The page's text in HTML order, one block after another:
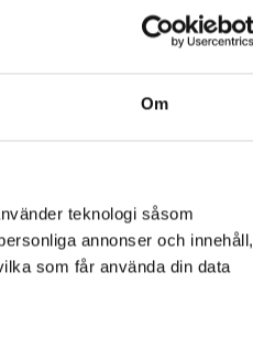
Om
teknologi såsom
annonser och innehåll,
som får använda din data